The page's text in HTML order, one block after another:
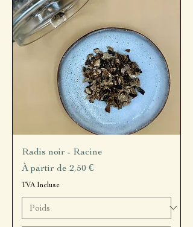
Radis noir - Racine
À partir de 2,50 €
Prix promotionnel
TVA Incluse